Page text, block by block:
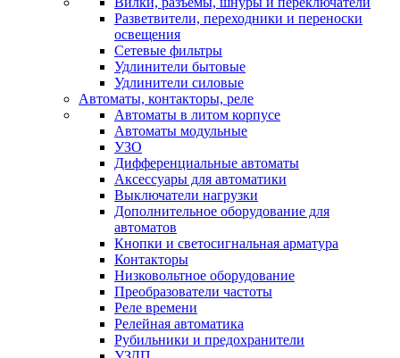
Разветвители, переходники и переноски
освещения
Сетевые фильтры
Удлинители бытовые
Удлинители силовые
Автоматы, контакторы, реле
Автоматы в литом корпусе
Автоматы модульные
УЗО
Дифференциальные автоматы
Аксессуары для автоматики
Выключатели нагрузки
Дополнительное оборудование для
автоматов
Кнопки и светосигнальная арматура
Контакторы
Низковольтное оборудование
Преобразователи частоты
Реле времени
Релейная автоматика
Рубильники и предохранители